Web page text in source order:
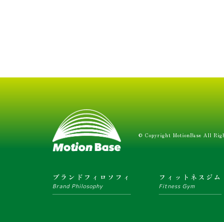
© Copyright MotionBase All
ブランドフィロソフィ
Brand Philosophy
フィットネスジム
Fitness Gym